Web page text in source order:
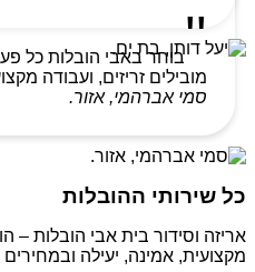
בוחר באבי הובלות כל
מובילים זריזים, ועבודה
סמי אברהמי, אזור.
כל שירותי ההובלות
אריזה וסידור בית אבי הובלות –
מקצועית, אמינה, יעילה